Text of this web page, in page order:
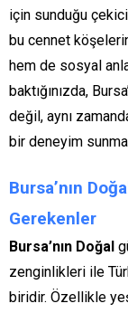
için sunduğu
bu cennet
hem de sosyal
baktığınızda,
değil, aynı
bir deneyim
Bursa’nın
Gerekenler
Bursa’nın Doğal
zenginlikleri ile
biridir. Özellikle